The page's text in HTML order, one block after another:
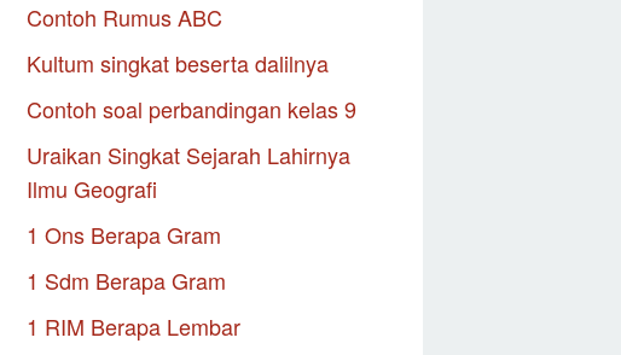
Contoh Rumus ABC
Kultum singkat beserta dalilnya
Contoh soal perbandingan kelas 9
Uraikan Singkat Sejarah Lahirnya
Ilmu Geografi
1 Ons Berapa Gram
1 Sdm Berapa Gram
1 RIM Berapa Lembar